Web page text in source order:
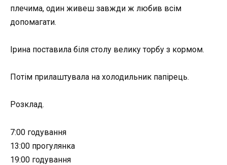
плечима, один живеш завжди ж любив всім
допомагати.
Ірина поставила біля столу велику торбу з кормом.
Потім прилаштувала на холодильник папірець.
Розклад.
7:00 годування
13:00 прогулянка
19:00 годування